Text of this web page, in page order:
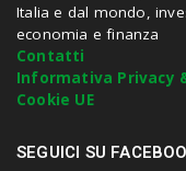
e
n
t
e
r
.
Italia e dal mondo,
economia e finanza
Contatti
Informativa Privacy
Cookie UE
SEGUICI SU